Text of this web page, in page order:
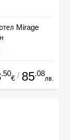
Mirage
.50
€ / 85.08
лв.